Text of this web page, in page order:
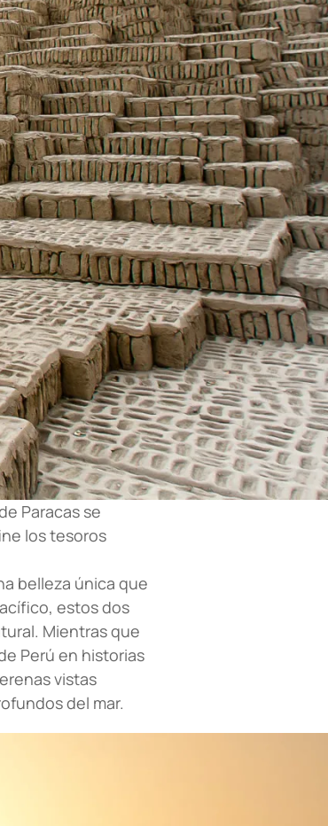
Paracas se
los tesoros
belleza única que
estos dos
Mientras que
Perú en historias
vistas
del mar.